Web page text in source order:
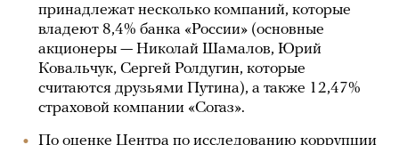
принадлежат несколько компаний, которые
владеют 8,4% банка «России» (основные
акционеры — Николай Шамалов, Юрий
Ковальчук, Сергей Ролдугин, которые
считаются друзьями Путина), а также 12,47%
страховой компании «Согаз».
По оценке Центра по исследованию коррупции